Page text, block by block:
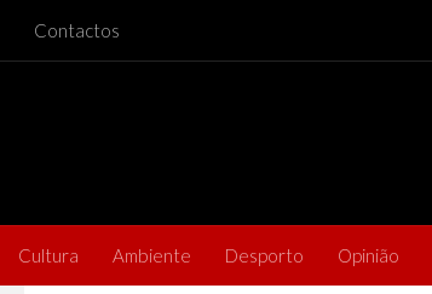
Contactos
Cultura Ambiente Desporto Opinião